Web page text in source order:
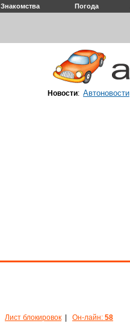
Знакомства Погода
Новости: Автоновости
Лист блокировок Он-лайн: 58